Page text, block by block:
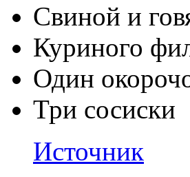
Свиной и
Куриного
Один
Три сосиски
Источник